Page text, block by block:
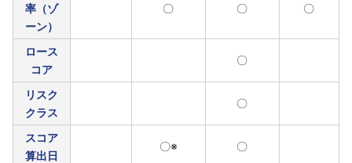
率（ゾ
ーン）
〇 〇 〇
ロース
コア
〇
リスク
クラス
〇
スコア
算出日
〇※ 〇